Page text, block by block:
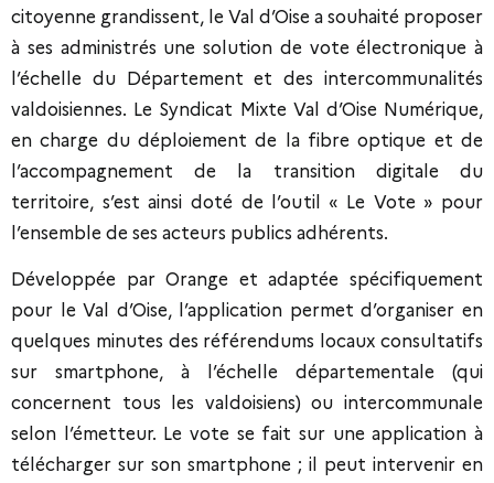
citoyenne grandissent, le Val d’Oise a souhaité proposer
à ses administrés une solution de vote électronique à
l’échelle du Département et des intercommunalités
valdoisiennes. Le Syndicat Mixte Val d’Oise Numérique,
en charge du déploiement de la fibre optique et de
l’accompagnement de la transition digitale du
territoire, s’est ainsi doté de l’outil « Le Vote » pour
l’ensemble de ses acteurs publics adhérents.
Développée par Orange et adaptée spécifiquement
pour le Val d’Oise, l’application permet d’organiser en
quelques minutes des référendums locaux consultatifs
sur smartphone, à l’échelle départementale (qui
concernent tous les valdoisiens) ou intercommunale
selon l’émetteur. Le vote se fait sur une application à
télécharger sur son smartphone ; il peut intervenir en